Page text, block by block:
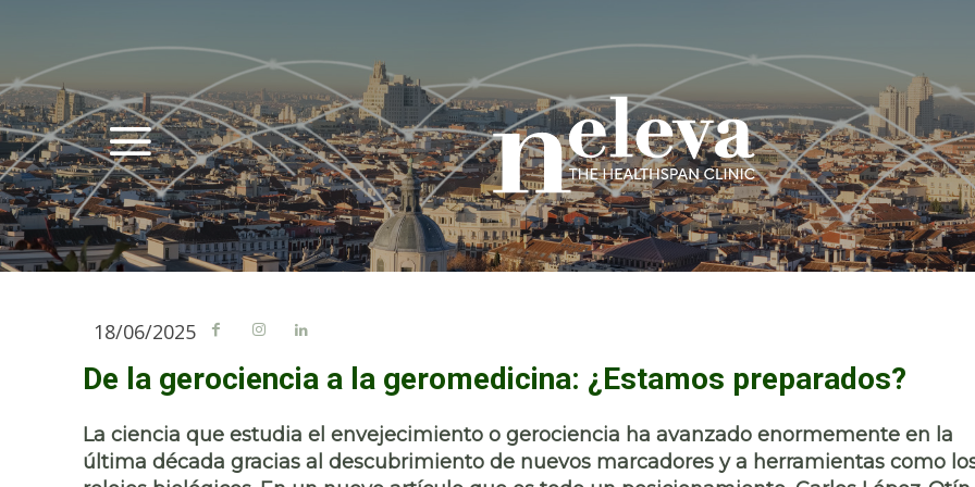
18/06/2025
De la gerociencia a la geromedicina: ¿Estamos preparados?
La ciencia que estudia el envejecimiento o gerociencia ha avanzado enormemente en la
última década gracias al descubrimiento de nuevos marcadores y a herramientas como